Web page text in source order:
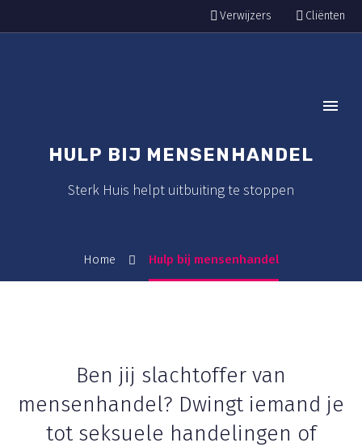
Verwijzers Cliënten
HULP BIJ MENSENHANDEL
Sterk Huis helpt uitbuiting te stoppen
Home Hulp bij mensenhandel
Ben jij slachtoffer van
mensenhandel? Dwingt iemand je
tot seksuele handelingen of